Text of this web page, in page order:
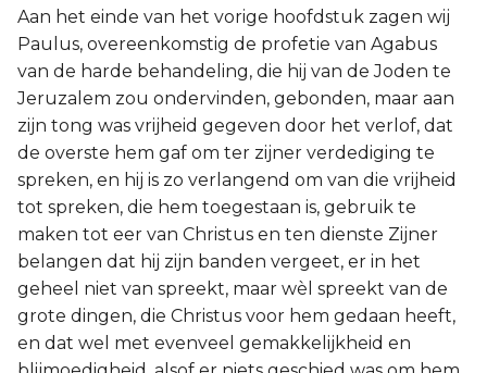
Aan het einde van het vorige hoofdstuk zagen wij
Paulus, overeenkomstig de profetie van Agabus
van de harde behandeling, die hij van de Joden te
Jeruzalem zou ondervinden, gebonden, maar aan
zijn tong was vrijheid gegeven door het verlof, dat
de overste hem gaf om ter zijner verdediging te
spreken, en hij is zo verlangend om van die vrijheid
tot spreken, die hem toegestaan is, gebruik te
maken tot eer van Christus en ten dienste Zijner
belangen dat hij zijn banden vergeet, er in het
geheel niet van spreekt, maar wèl spreekt van de
grote dingen, die Christus voor hem gedaan heeft,
en dat wel met evenveel gemakkelijkheid en